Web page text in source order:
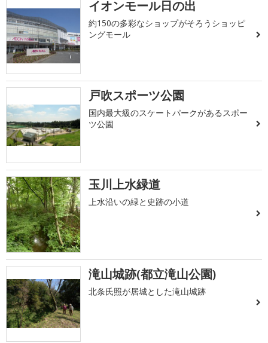
イオンモール日の出
約150の多彩なショップがそろうショッピ
ングモール
戸吹スポーツ公園
国内最大級のスケートパークがあるスポー
ツ公園
玉川上水緑道
上水沿いの緑と史跡の小道
滝山城跡(都立滝山公園)
北条氏照が居城とした滝山城跡